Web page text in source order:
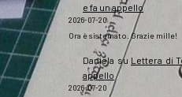
e fa un appello
2026-07-20
Ora è sistemato. Grazie mille!
Daniela su Lettera di
appello
2026-07-20